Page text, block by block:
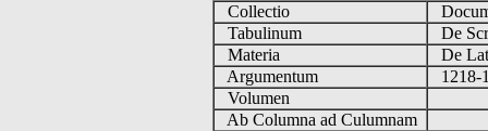
Collectio
Tabulinum
De
Materia
De
Argumentum
1218-
Volumen
Ab Columna ad Culumnam